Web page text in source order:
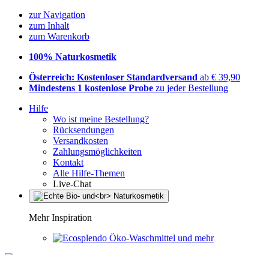
zur Navigation
zum Inhalt
zum Warenkorb
100% Naturkosmetik
Österreich: Kostenloser Standardversand ab € 39,90
Mindestens 1 kostenlose Probe zu jeder Bestellung
Hilfe
Wo ist meine Bestellung?
Rücksendungen
Versandkosten
Zahlungsmöglichkeiten
Kontakt
Alle Hilfe-Themen
Live-Chat
Mehr Inspiration
Öko-Waschmittel und mehr